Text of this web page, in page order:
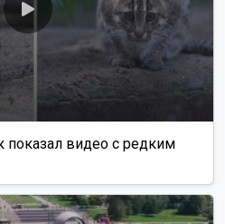
показал видео с редким